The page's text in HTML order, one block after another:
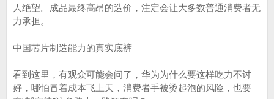
人绝望。成品最终高昂的造价，注定会让大多数普通消费者无
力承担。
中国芯片制造能力的真实底裤
看到这里，有观众可能会问了，华为为什么要这样吃力不讨
好，哪怕冒着成本飞上天，消费者手被烫起泡的风险，也要